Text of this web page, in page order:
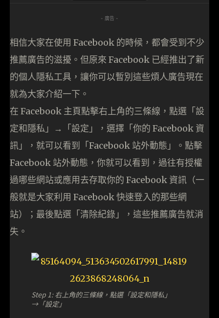
- 廣告 -
相信大家在使用 Facebook 的時候，都會受到不少
推薦廣告的滋擾。但原來 Facebook 已經推出了新
的個人隱私工具，讓你可以暫別這些煩人廣告現在
就為大家介紹一下。
在 Facebook 主頁點擊右上角的三條線，點選「設
定和隱私」→「設定」，選擇「你的 Facebook 資
訊」，就可以看到「Facebook 站外動態」。點擊
Facebook 站外動態，你就可以看到，過往有授權
過哪些網站或應用去存取你的 Facebook 資訊（一
般就是大家利用 Facebook 快速登入的那些網
站）；最後點選「清除紀錄」，這些推薦廣告就消
失。
Step 1: 右上角的三條線，點選「設定和隱私」
→「設定」